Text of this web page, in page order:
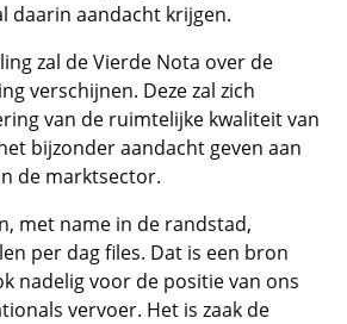
daarin aandacht krijgen.
zal de Vierde Nota over de
verschijnen. Deze zal zich
van de ruimtelijke kwaliteit van
bijzonder aandacht geven aan
de marktsector.
met name in de randstad,
per dag files. Dat is een bron
nadelig voor de positie van ons
vervoer. Het is zaak de